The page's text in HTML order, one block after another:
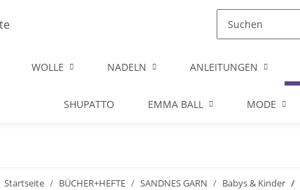
WOLLE NADELN ANLEITUNGEN
SHUPATTO EMMA BALL MODE
Startseite BÜCHER+HEFTE SANDNES GARN Babys & Kinder